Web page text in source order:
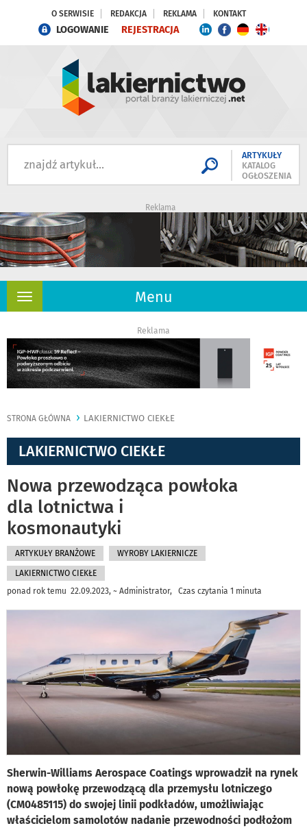
O SERWISIE REDAKCJA REKLAMA KONTAKT
LOGOWANIE REJESTRACJA
ARTYKUŁY
KATALOG
OGŁOSZENIA
Reklama
Menu
Rozwiń
Reklama
STRONA GŁÓWNA LAKIERNICTWO CIEKŁE
LAKIERNICTWO CIEKŁE
Nowa przewodząca powłoka
dla lotnictwa i
kosmonautyki
ARTYKUŁY BRANŻOWE WYROBY LAKIERNICZE
LAKIERNICTWO CIEKŁE
ponad rok temu 22.09.2023, ~ Administrator, Czas czytania 1 minuta
Sherwin-Williams Aerospace Coatings wprowadził na rynek
nową powłokę przewodzącą dla przemysłu lotniczego
(CM0485115) do swojej linii podkładów, umożliwiając
właścicielom samolotów nadanie przewodności podłożom